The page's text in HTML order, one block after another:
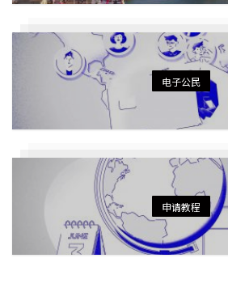
电子公民
申请教程